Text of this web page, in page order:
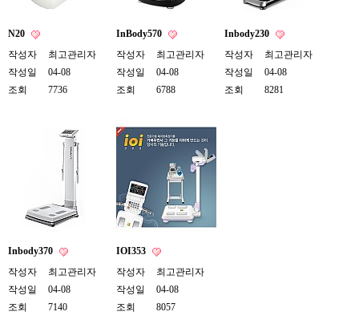
N20
작성자
최고관리자
작성일
04-08
조회
7736
InBody570
작성자
최고관리자
작성일
04-08
조회
6788
Inbody230
작성자
최고관리자
작성일
04-08
조회
8281
Inbody370
작성자
최고관리자
작성일
04-08
조회
7140
IOI353
작성자
최고관리자
작성일
04-08
조회
8057